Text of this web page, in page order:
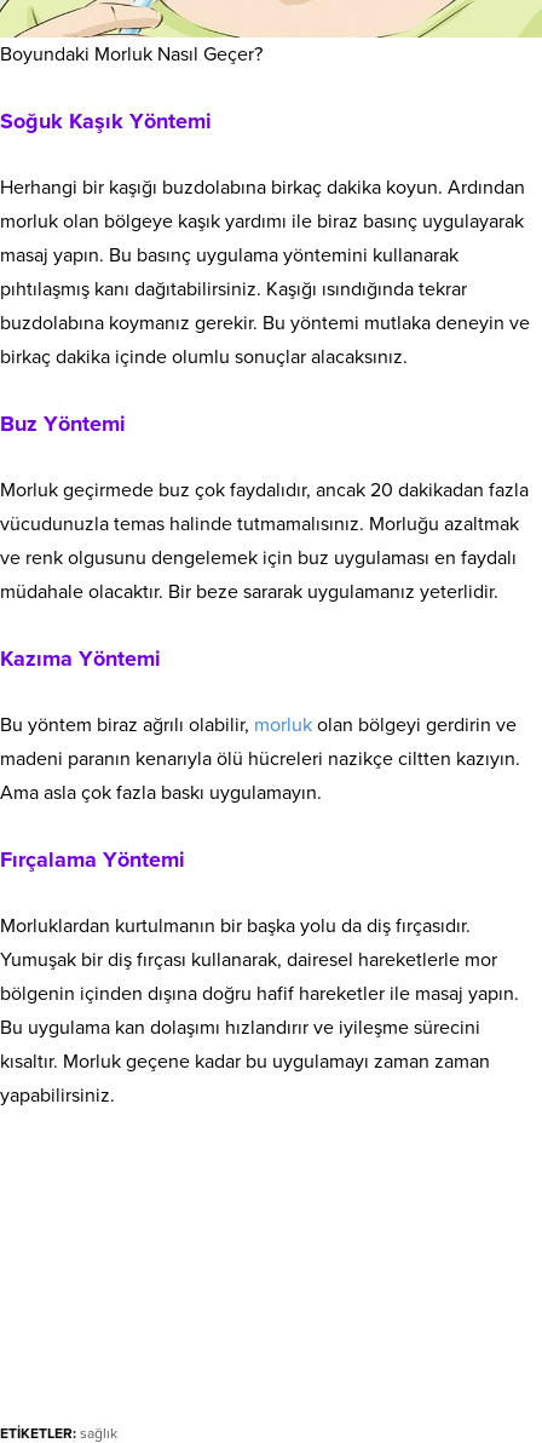
Boyundaki Morluk Nasıl Geçer?
Soğuk Kaşık Yöntemi
Herhangi bir kaşığı buzdolabına birkaç dakika koyun. Ardından
morluk olan bölgeye kaşık yardımı ile biraz basınç uygulayarak
masaj yapın. Bu basınç uygulama yöntemini kullanarak
pıhtılaşmış kanı dağıtabilirsiniz. Kaşığı ısındığında tekrar
buzdolabına koymanız gerekir. Bu yöntemi mutlaka deneyin ve
birkaç dakika içinde olumlu sonuçlar alacaksınız.
Buz Yöntemi
Morluk geçirmede buz çok faydalıdır, ancak 20 dakikadan fazla
vücudunuzla temas halinde tutmamalısınız. Morluğu azaltmak
ve renk olgusunu dengelemek için buz uygulaması en faydalı
müdahale olacaktır. Bir beze sararak uygulamanız yeterlidir.
Kazıma Yöntemi
Bu yöntem biraz ağrılı olabilir, morluk olan bölgeyi gerdirin ve
madeni paranın kenarıyla ölü hücreleri nazikçe ciltten kazıyın.
Ama asla çok fazla baskı uygulamayın.
Fırçalama Yöntemi
Morluklardan kurtulmanın bir başka yolu da diş fırçasıdır.
Yumuşak bir diş fırçası kullanarak, dairesel hareketlerle mor
bölgenin içinden dışına doğru hafif hareketler ile masaj yapın.
Bu uygulama kan dolaşımı hızlandırır ve iyileşme sürecini
kısaltır. Morluk geçene kadar bu uygulamayı zaman zaman
yapabilirsiniz.
ETİKETLER: sağlık